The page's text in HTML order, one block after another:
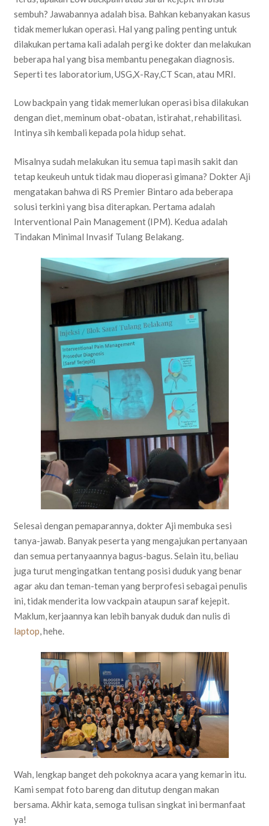
sembuh? Jawabannya adalah bisa. Bahkan kebanyakan kasus
tidak memerlukan operasi. Hal yang paling penting untuk
dilakukan pertama kali adalah pergi ke dokter dan melakukan
beberapa hal yang bisa membantu penegakan diagnosis.
Seperti tes laboratorium, USG,X-Ray,CT Scan, atau MRI.
Low backpain yang tidak memerlukan operasi bisa dilakukan
dengan diet, meminum obat-obatan, istirahat, rehabilitasi.
Intinya sih kembali kepada pola hidup sehat.
Misalnya sudah melakukan itu semua tapi masih sakit dan
tetap keukeuh untuk tidak mau dioperasi gimana? Dokter Aji
mengatakan bahwa di RS Premier Bintaro ada beberapa
solusi terkini yang bisa diterapkan. Pertama adalah
Interventional Pain Management (IPM). Kedua adalah
Tindakan Minimal Invasif Tulang Belakang.
Selesai dengan pemaparannya, dokter Aji membuka sesi
tanya-jawab. Banyak peserta yang mengajukan pertanyaan
dan semua pertanyaannya bagus-bagus. Selain itu, beliau
juga turut mengingatkan tentang posisi duduk yang benar
agar aku dan teman-teman yang berprofesi sebagai penulis
ini, tidak menderita low vackpain ataupun saraf kejepit.
Maklum, kerjaannya kan lebih banyak duduk dan nulis di
laptop, hehe.
Wah, lengkap banget deh pokoknya acara yang kemarin itu.
Kami sempat foto bareng dan ditutup dengan makan
bersama. Akhir kata, semoga tulisan singkat ini bermanfaat
ya!